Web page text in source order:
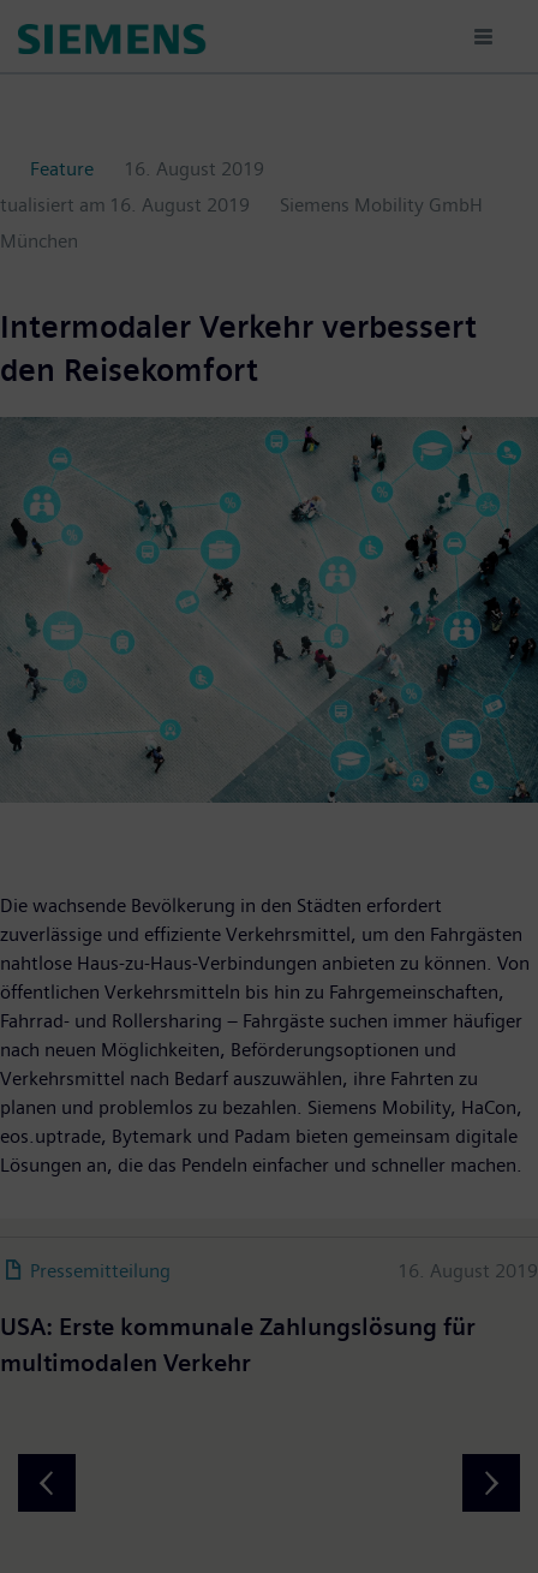
para
Feature
16. August 2019
am 16. August 2019
Siemens Mobility GmbH
München
Intermodaler Verkehr verbessert
den Reisekomfort
Die wachsende Bevölkerung in den Städten erfordert
zuverlässige und effiziente Verkehrsmittel, um den Fahrgästen
nahtlose Haus-zu-Haus-Verbindungen anbieten zu können. Von
öffentlichen Verkehrsmitteln bis hin zu Fahrgemeinschaften,
Fahrrad- und Rollersharing – Fahrgäste suchen immer häufiger
nach neuen Möglichkeiten, Beförderungsoptionen und
Verkehrsmittel nach Bedarf auszuwählen, ihre Fahrten zu
planen und problemlos zu bezahlen. Siemens Mobility, HaCon,
eos.uptrade, Bytemark und Padam bieten gemeinsam digitale
Lösungen an, die das Pendeln einfacher und schneller machen.
Pressemitteilung 16. August 2019
USA: Erste kommunale Zahlungslösung für
multimodalen Verkehr